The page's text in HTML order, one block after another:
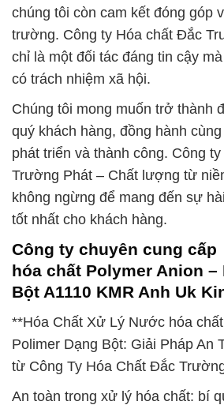
chúng tôi còn cam kết đóng góp
trường. Công ty Hóa chất Đắc
chỉ là một đối tác đáng tin cậy
có trách nhiệm xã hội.
Chúng tôi mong muốn trở thành
quý khách hàng, đồng hành
phát triển và thành công. Công
Trường Phát – Chất lượng từ
không ngừng để mang đến sự
tốt nhất cho khách hàng.
Công ty chuyên cung
hóa chất Polymer Anion –
Bột A1110 KMR Anh Uk
**Hóa Chất Xử Lý Nước hóa
Polimer Dạng Bột: Giải Pháp An
từ Công Ty Hóa Chất Đắc
An toàn trong xử lý hóa chất: bí